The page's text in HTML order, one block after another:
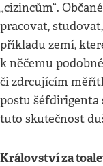
„cizincům“.
pracovat,
příkladu zemí,
k něčemu
či zdrcujícím
postu šéfdirigenta
tuto skutečnost
Království za